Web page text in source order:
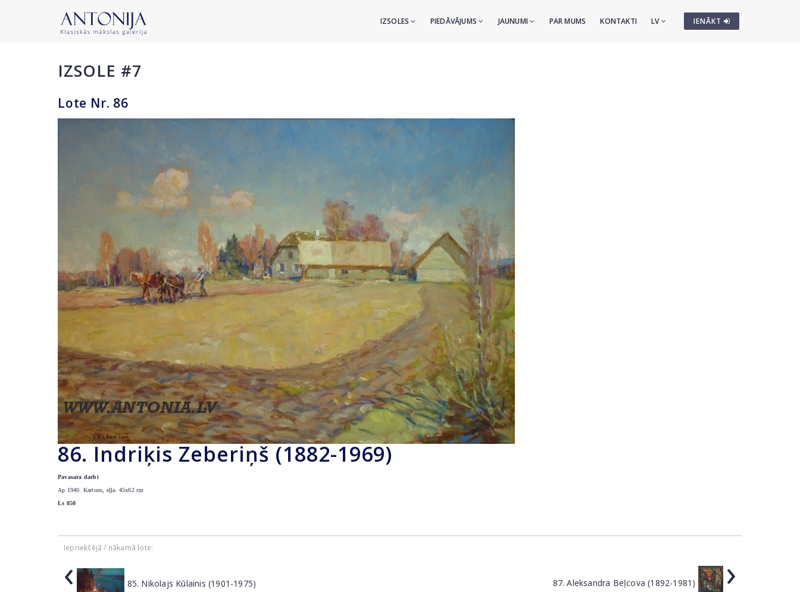
IENĀKT
IZSOLES PIEDĀVĀJUMS JAUNUMI PAR MUMS KONTAKTI LV
IZSOLE #7
Lote Nr. 86
86. Indriķis Zeberiņš (1882-1969)
Pavasara darbi
Ap 1940. Kartons, eļļa. 45x62 cm
Ls 850
Iepriekšējā / nākamā lote:
‹ 85. Nikolajs Kūlainis (1901-1975) 87. Aleksandra Beļcova (1892-1981) ›